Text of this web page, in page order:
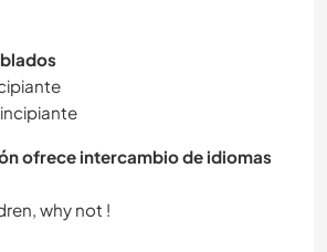
ofrece intercambio de idiomas